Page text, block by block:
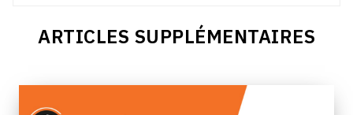
ARTICLES SUPPLÉMENTAIRES